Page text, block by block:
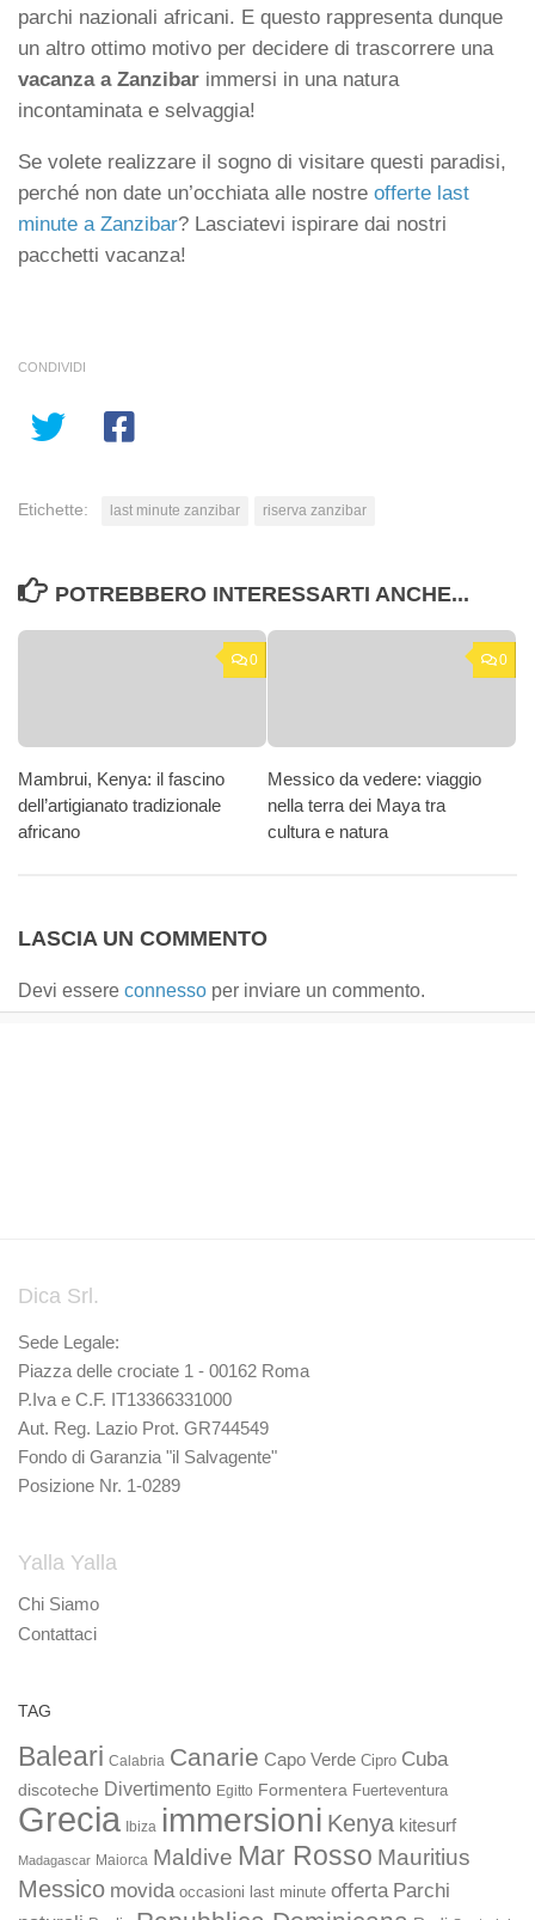
parchi nazionali africani. E questo rappresenta dunque
un altro ottimo motivo per decidere di trascorrere una
vacanza a Zanzibar immersi in una natura
incontaminata e selvaggia!
Se volete realizzare il sogno di visitare questi paradisi,
perché non date un’occhiata alle nostre offerte last
minute a Zanzibar? Lasciatevi ispirare dai nostri
pacchetti vacanza!
CONDIVIDI
Etichette: last minute zanzibar riserva zanzibar
POTREBBERO INTERESSARTI ANCHE...
0
Mambrui, Kenya: il fascino
dell’artigianato tradizionale
africano
0
Messico da vedere: viaggio
nella terra dei Maya tra
cultura e natura
LASCIA UN COMMENTO
Devi essere connesso per inviare un commento.
Dica Srl.
Sede Legale:
Piazza delle crociate 1 - 00162 Roma
P.Iva e C.F. IT13366331000
Aut. Reg. Lazio Prot. GR744549
Fondo di Garanzia "il Salvagente"
Posizione Nr. 1-0289
Yalla Yalla
Chi Siamo
Contattaci
TAG
Baleari Calabria Canarie Capo Verde Cipro Cuba
discoteche Divertimento Egitto Formentera Fuerteventura
Grecia Ibiza immersioni Kenya kitesurf
Madagascar Maiorca Maldive Mar Rosso Mauritius
Messico movida occasioni last minute offerta Parchi